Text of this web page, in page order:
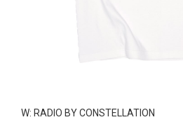
W: RADIO BY CONSTELLATION